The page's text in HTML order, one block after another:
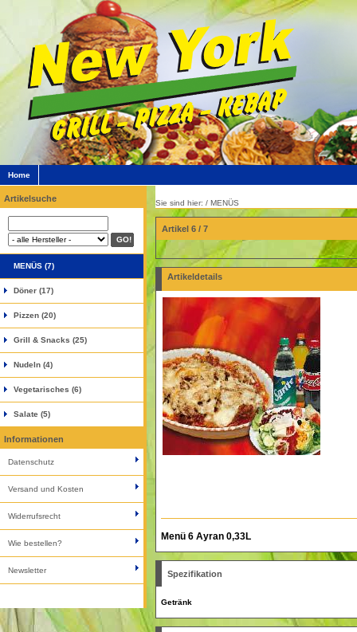
Home
Artikelsuche
MENÜS (7)
Döner (17)
Pizzen (20)
Grill & Snacks (25)
Nudeln (4)
Vegetarisches (6)
Salate (5)
Informationen
Datenschutz
Versand und Kosten
Widerrufsrecht
Wie bestellen?
Newsletter
Sie sind hier: / MENÜS
Artikel 6 / 7
Artikeldetails
Menü 6 Ayran 0,33L
Spezifikation
Getränk